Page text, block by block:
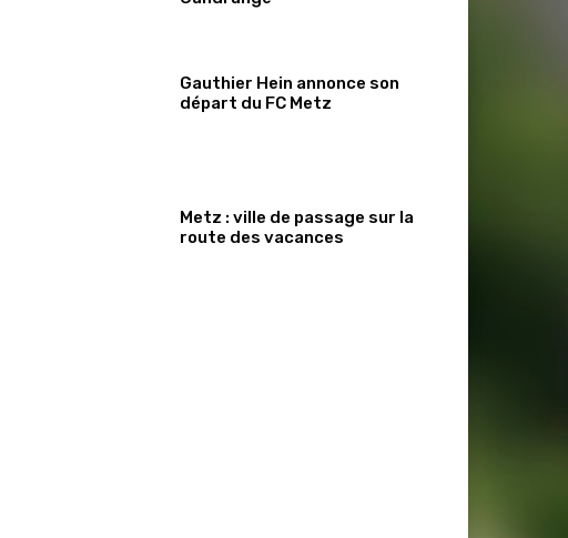
Gauthier Hein annonce son
départ du FC Metz
Metz : ville de passage sur la
route des vacances